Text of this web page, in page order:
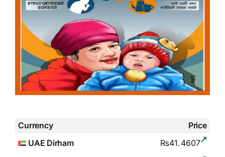
Currency
Price
UAE Dirham
₨41.4607